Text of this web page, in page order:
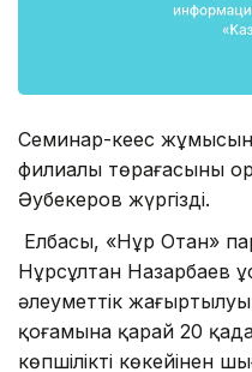
Семинар-кеңес
филиалы төрағасының
Әубекеров жүргізді.
Елбасы, «Нұр Отан»
Нұрсұлтан Назарбаев
әлеуметтік
қоғамына қарай 20
көпшіліктің көкейінен